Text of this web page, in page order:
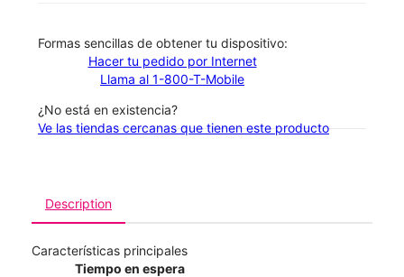
​​​​​​​Formas sencillas de obtener tu dispositivo:
Hacer tu pedido por Internet
Llama al 1-800-T-Mobile
¿No está en existencia?
Ve las tiendas cercanas que tienen este producto
Description
Características principales
Tiempo en espera